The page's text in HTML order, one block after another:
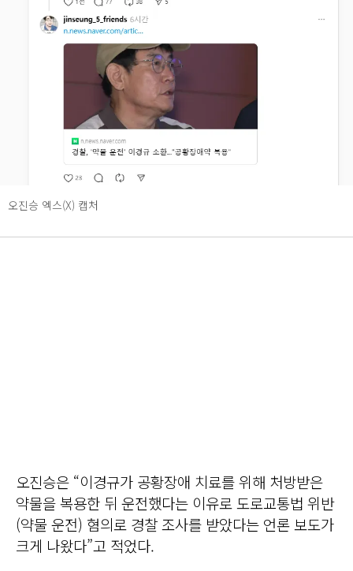
오진승 엑스(X) 캡처
오진승은 “이경규가 공황장애 치료를 위해 처방받은
약물을 복용한 뒤 운전했다는 이유로 도로교통법 위반
(약물 운전) 혐의로 경찰 조사를 받았다는 언론 보도가
크게 나왔다”고 적었다.